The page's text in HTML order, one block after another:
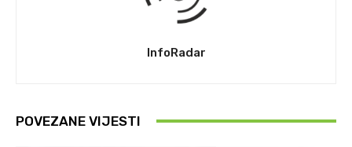
InfoRadar
POVEZANE VIJESTI